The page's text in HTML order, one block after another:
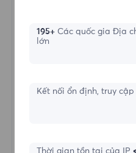
Proxy Dân cư
$?
195+Các quốc gia Địa
lớn
Kết nối ổn định, truy
Thời gian tồn tại của IP